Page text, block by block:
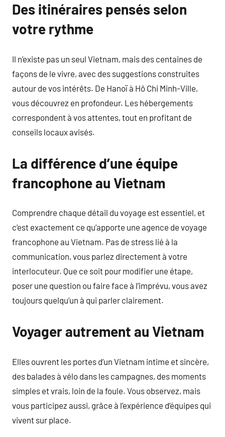
Des itinéraires pensés selon
votre rythme
Il n’existe pas un seul Vietnam, mais des centaines de
façons de le vivre, avec des suggestions construites
autour de vos intérêts. De Hanoï à Hô Chi Minh-Ville,
vous découvrez en profondeur. Les hébergements
correspondent à vos attentes, tout en profitant de
conseils locaux avisés.
La différence d’une équipe
francophone au Vietnam
Comprendre chaque détail du voyage est essentiel, et
c’est exactement ce qu’apporte une agence de voyage
francophone au Vietnam. Pas de stress lié à la
communication, vous parlez directement à votre
interlocuteur. Que ce soit pour modifier une étape,
poser une question ou faire face à l’imprévu, vous avez
toujours quelqu’un à qui parler clairement.
Voyager autrement au Vietnam
Elles ouvrent les portes d’un Vietnam intime et sincère,
des balades à vélo dans les campagnes, des moments
simples et vrais, loin de la foule. Vous observez, mais
vous participez aussi, grâce à l’expérience d’équipes qui
vivent sur place.